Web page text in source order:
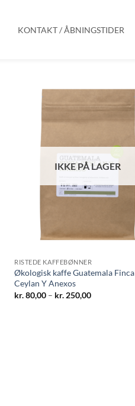
KONTAKT / ÅBNINGSTIDER
IKKE PÅ LAGER
RISTEDE KAFFEBØNNER
Økologisk kaffe Guatemala Finca
Ceylan Y Anexos
kr.80,00 – kr. 250,00Prisinterval: